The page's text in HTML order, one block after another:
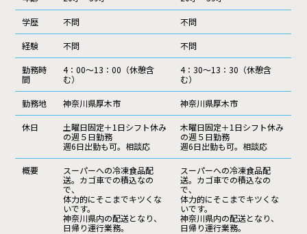
学歴 不問 不問
経験 不問 不問
勤務時
間
4：00～13：00（休憩含
む）
4：30～13：30（休憩含
む）
勤務地 神奈川県厚木市 神奈川県厚木市
休日
土曜日固定＋1日シフト休み
の週５日勤務
週6日出勤も可。相談応
木曜日固定＋1日シフト休み
の週５日勤務
週6日出勤も可。相談応
概要
スーパーへの冷凍食品配
送。カゴ車での積込なの
で、
体力的にそこまでキツくな
いです。
神奈川県内の配送となり、
日帰り運行業務。
スーパーへの冷凍食品配
送。カゴ車での積込なの
で、
体力的にそこまでキツくな
いです。
神奈川県内の配送となり、
日帰り運行業務。